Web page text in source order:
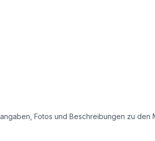
Fotos und Beschreibungen zu